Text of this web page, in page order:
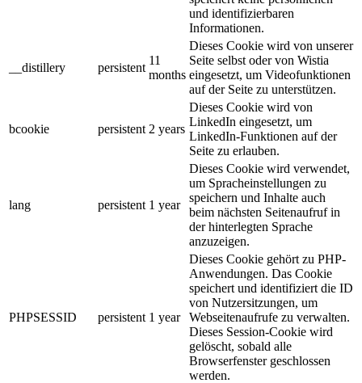
und identifizierbaren
Informationen.
__distillery persistent
11
months
Dieses Cookie wird von unserer
Seite selbst oder von Wistia
eingesetzt, um Videofunktionen
auf der Seite zu unterstützen.
bcookie persistent 2 years
Dieses Cookie wird von
LinkedIn eingesetzt, um
LinkedIn-Funktionen auf der
Seite zu erlauben.
lang persistent 1 year
Dieses Cookie wird verwendet,
um Spracheinstellungen zu
speichern und Inhalte auch
beim nächsten Seitenaufruf in
der hinterlegten Sprache
anzuzeigen.
PHPSESSID persistent 1 year
Dieses Cookie gehört zu PHP-
Anwendungen. Das Cookie
speichert und identifiziert die ID
von Nutzersitzungen, um
Webseitenaufrufe zu verwalten.
Dieses Session-Cookie wird
gelöscht, sobald alle
Browserfenster geschlossen
werden.